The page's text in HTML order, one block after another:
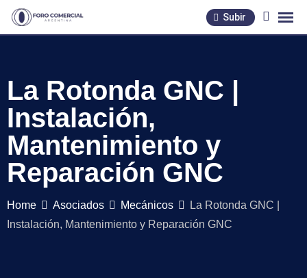
Skip
Subir
La Rotonda GNC |
Instalación,
Mantenimiento y
Reparación GNC
Home Asociados Mecánicos
La Rotonda GNC |
Instalación, Mantenimiento y Reparación GNC